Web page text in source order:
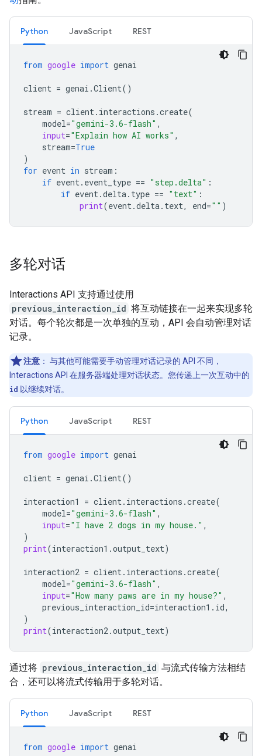
Python JavaScript REST
from google import genai
client = genai .Client()
stream = client. interactions .create(
model="gemini-3.6-flash" ,
input="Explain how AI works" ,
stream=True
)
for event in stream :
if event. event_type == "step.delta" :
if event.delta. type == "text" :
print(event.delta. text, end="" )
多轮对话
Interactions API 支持通过使用
previous_interaction_id 将互动链接在一起来实现多轮
对话。每个轮次都是一次单独的互动，API 会自动管理对话
记录。
注意 ： 与其他可能需要手动管理对话记录的 API 不同，
Interactions API 在服务器端处理对话状态。您传递上一次互动中的
id 以继续对话。
Python JavaScript REST
from google import genai
client = genai .Client()
interaction1 = client. interactions .create(
model="gemini-3.6-flash" ,
input="I have 2 dogs in my house." ,
)
print(interaction1 .output_text)
interaction2 = client. interactions .create(
model="gemini-3.6-flash" ,
input="How many paws are in my house?" ,
previous_interaction_id=interaction1 . id,
)
print(interaction2.output_text)
通过将 previous_interaction_id 与流式传输方法相结
合，还可以将流式传输用于多轮对话。
Python JavaScript REST
from google import genai